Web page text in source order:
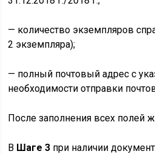
— количество экземпляров
2 экземпляра);
— полный почтовый адрес с
необходимости отправки
После заполнения всех полей
В Шаге 3 при наличии